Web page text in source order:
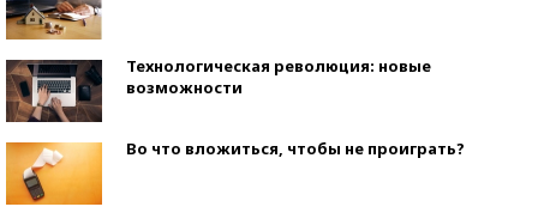
Технологическая революция: новые
возможности
Во что вложиться, чтобы не проиграть?